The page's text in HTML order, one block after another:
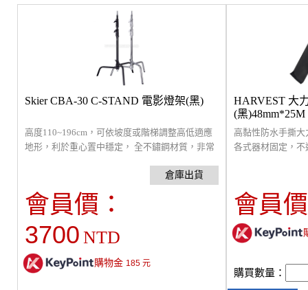
Skier CBA-30 C-STAND 電影燈架(黑)
高度110~196cm，可依坡度或階梯調整高低適應
地形，利於重心置中穩定， 全不鏽鋼材質，非常
會員價：
3700 NTD
購物金 185元
HARVEST 大
(黑)48mm*25M
高黏性防水手撕
各式器材固定，不
會員
購買數量：